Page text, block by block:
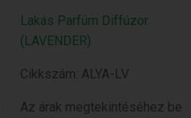
Lakás Parfüm Diffúzor
(LAVENDER)
Cikkszám: ALYA-LV
Az árak megtekintéséhez be